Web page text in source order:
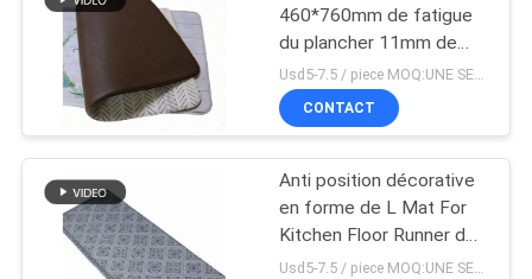
BLOG
DEMANDEZ
UNE
CITATION
Petit pain en
caoutchouc
d'isolation
28
460*760mm de fatigue
du plancher 11mm de
porte de salle de bains
anti
Usd5-7.5 / piece MOQ:UNE SEULE PIÈCE
CONTACT
Anti position décorative
en forme de L Mat For
Kitchen Floor Runner de
fatigue
Usd5-7.5 / piece MOQ:UNE SEULE PIÈCE